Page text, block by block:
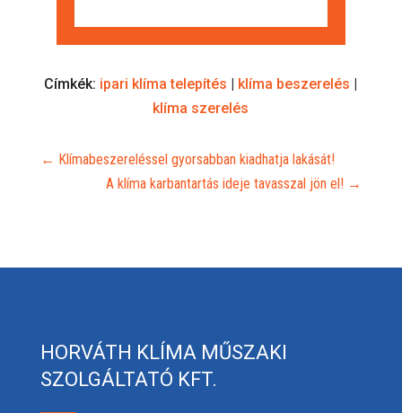
Címkék: ipari klíma telepítés | klíma beszerelés |
klíma szerelés
← Klímabeszereléssel gyorsabban kiadhatja lakását!
A klíma karbantartás ideje tavasszal jön el! →
HORVÁTH KLÍMA MŰSZAKI
SZOLGÁLTATÓ KFT.